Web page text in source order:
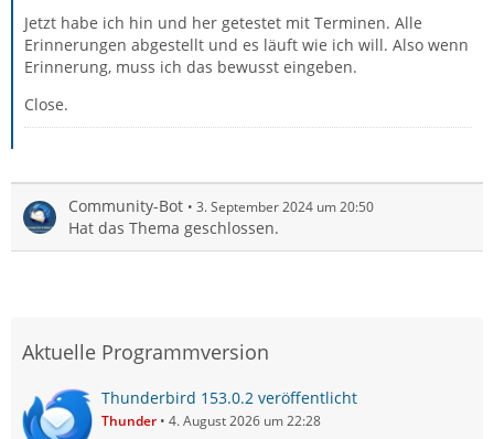
Jetzt habe ich hin und her getestet mit Terminen. Alle
Erinnerungen abgestellt und es läuft wie ich will. Also wenn
Erinnerung, muss ich das bewusst eingeben.
Close.
Community-Bot 3. September 2024 um 20:50
Hat das Thema geschlossen.
Aktuelle Programmversion
Thunderbird 153.0.2 veröffentlicht
Thunder 4. August 2026 um 22:28